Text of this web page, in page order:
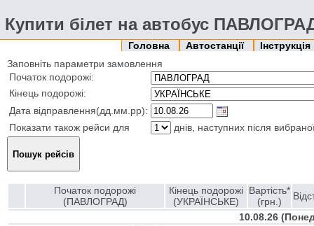
Купити білет на автобус
Головна Автостанції
Інструкція
Заповніть параметри замовлення
Початок подорожі:
Кінець подорожі:
Дата відправлення(дд.мм.рр):
Показати також рейси для
днів, наступних після
Початок подорожі
(ПАВЛОГРАД)
Кінець подорожі
(УКРАЇНСЬКЕ)
Вартість*
(грн.)
10.08.26